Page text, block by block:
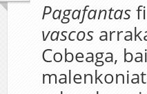
Pagafantas
vascos
Cobeaga,